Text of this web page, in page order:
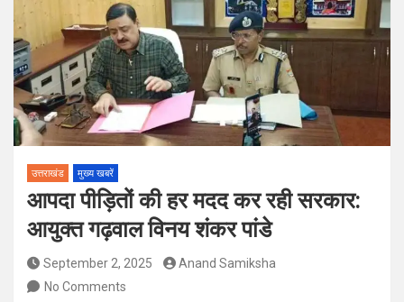
पदों पर होगा चयन
विश्व संस्कृत दिवस से पूर्व, उत्तराखण्ड ने वैश्विक स्तर पर संस्कृत के प्रसार
को दिया नया आयाम
उत्तराखंड मुख्य खबरें
आपदा पीड़ितों की हर मदद कर रही सरकार:
आयुक्त गढ़वाल विनय शंकर पांडे
September 2, 2025
Anand Samiksha
No Comments